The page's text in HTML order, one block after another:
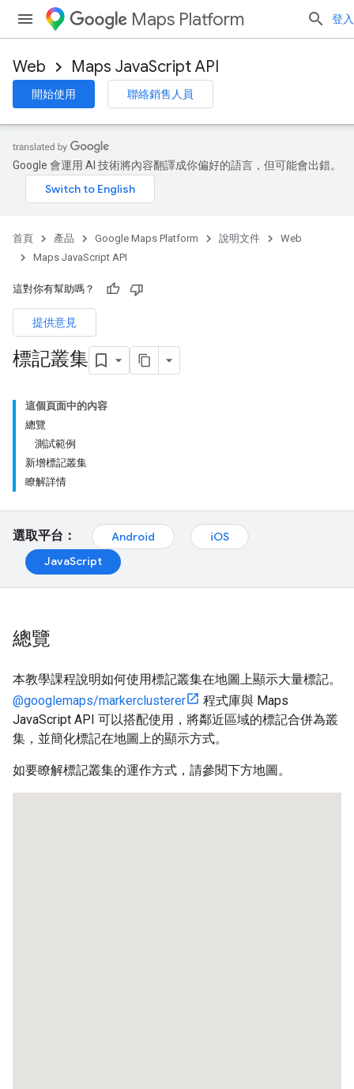
Maps Platform 登入
Web Maps JavaScript API
開始使用 聯絡銷售人員
Google 會運用 AI 技術將內容翻譯成你偏好的語言，但可能會出錯。
首頁 產品 Google Maps Platform 說明文件
Web
Maps JavaScript API
這對你有幫助嗎？
提供意見
標記叢集
這個頁面中的內容
總覽
測試範例
新增標記叢集
瞭解詳情
選取平台： Android
iOS
JavaScript
總覽
本教學課程說明如何使用標記叢集在地圖上顯示大量標記。
@googlemaps/markerclusterer
程式庫與 Maps
JavaScript API 可以搭配使用，將鄰近區域的標記合併為叢
集，並簡化標記在地圖上的顯示方式。
如要瞭解標記叢集的運作方式，請參閱下方地圖。